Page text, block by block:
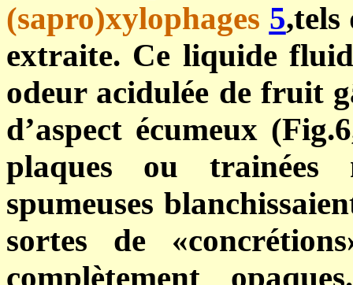
(sapro)xylophages 5,tels
extraite. Ce liquide
odeur acidulée de fruit
d’aspect écumeux
plaques ou trainées
spumeuses
sortes de
complètement